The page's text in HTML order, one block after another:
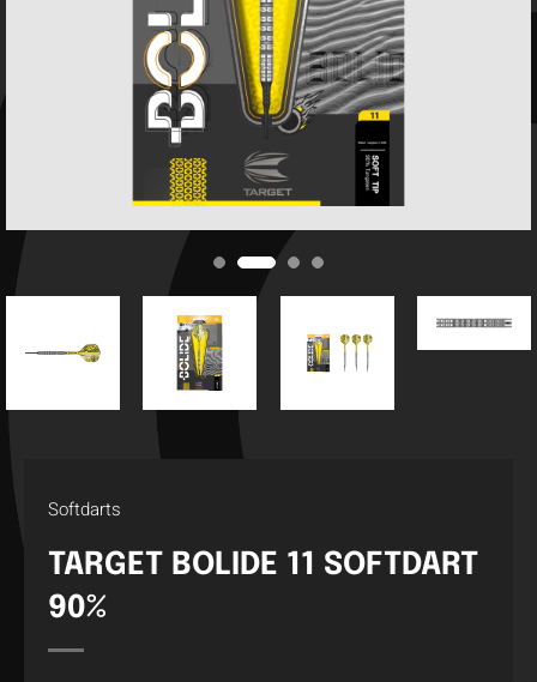
Softdarts
TARGET BOLIDE 11 SOFTDART
90%